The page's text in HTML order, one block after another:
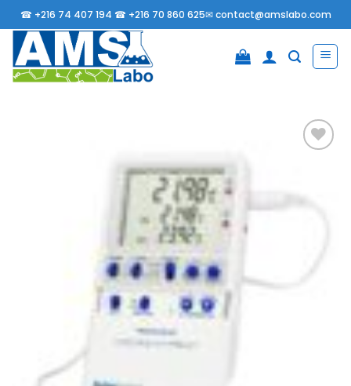
Passer
au
contenu
☎ +216 74 407 194 ☎ +216 70 860 625✉contact@amslabo.com
Ajouter
à la